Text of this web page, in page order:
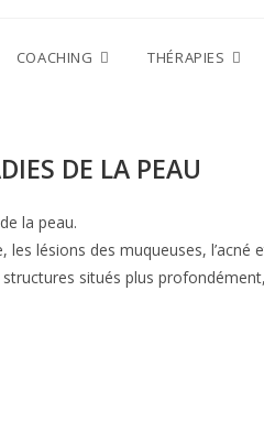
COACHING THÉRAPIES
DE LA PEAU
la peau.
lésions des muqueuses,
situés plus